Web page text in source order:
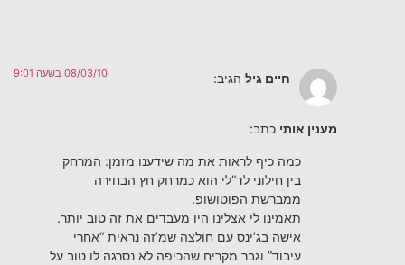
חיים גיל הגיב: 08/03/10 בשעה 9:01
מענין אותי כתב:
כמה כיף לראות את מה שידענו מזמן: המרחק
בין חילוני לד”לי הוא כמרחק חץ הבחירה
ממברשת הפוטושופ.
תאמינו לי אצלינו היו מעבדים את זה טוב יותר.
אישה בג’ינס עם חולצה שמ’זה נראית “אחרי
עיבוד” וגבר מקריח שהכיפה לא נסרגה לו טוב על